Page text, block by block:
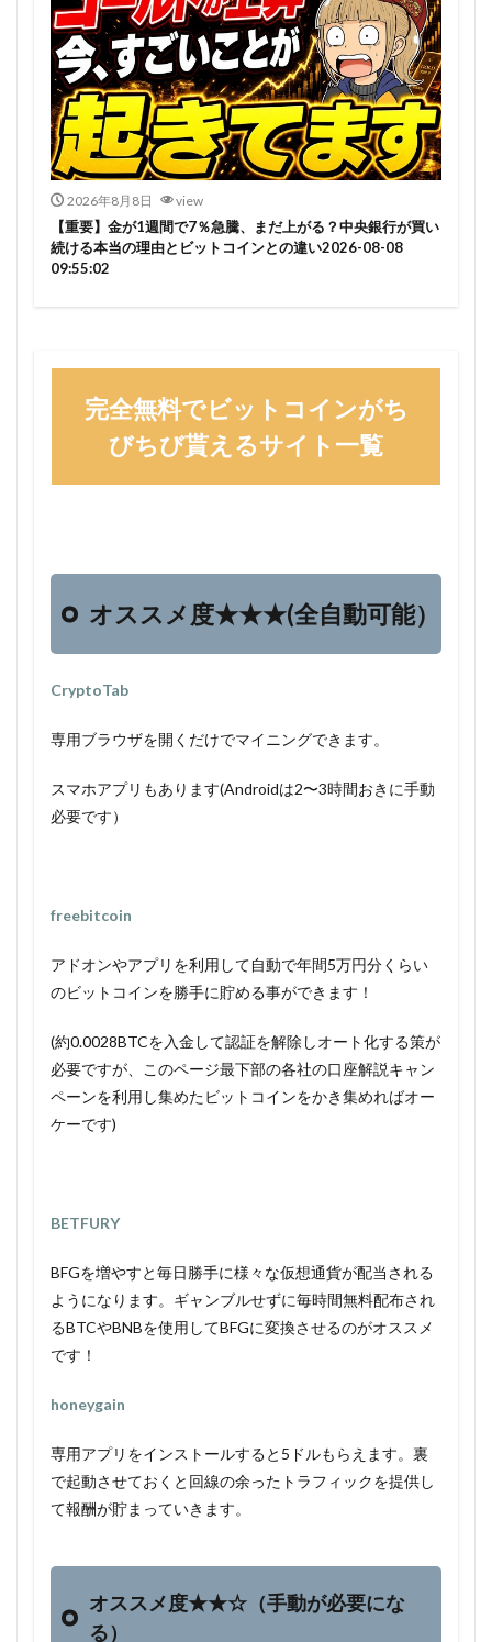
2026年8月8日 view
【重要】金が1週間で7％急騰、まだ上がる？中央銀行が買い
続ける本当の理由とビットコインとの違い2026-08-08
09:55:02
完全無料でビットコインがち
びちび貰えるサイト一覧
オススメ度★★★(全自動可能）
CryptoTab
専用ブラウザを開くだけでマイニングできます。
スマホアプリもあります(Androidは2〜3時間おきに手動
必要です）
freebitcoin
アドオンやアプリを利用して自動で年間5万円分くらい
のビットコインを勝手に貯める事ができます！
(約0.0028BTCを入金して認証を解除しオート化する策が
必要ですが、このページ最下部の各社の口座解説キャン
ペーンを利用し集めたビットコインをかき集めればオー
ケーです)
BETFURY
BFGを増やすと毎日勝手に様々な仮想通貨が配当される
ようになります。ギャンブルせずに毎時間無料配布され
るBTCやBNBを使用してBFGに変換させるのがオススメ
です！
honeygain
専用アプリをインストールすると5ドルもらえます。裏
で起動させておくと回線の余ったトラフィックを提供し
て報酬が貯まっていきます。
オススメ度★★☆（手動が必要にな
る）